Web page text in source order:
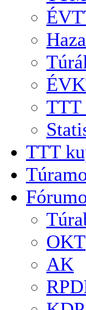
TTT
TTT
OKT
AK